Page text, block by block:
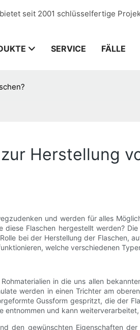
seit 2001 schlüsselfertige
SERVICE FÄLLE
Herstellung
und werden für alles
Flaschen hergestellt werden?
bei der Herstellung der Flaschen,
welche verschiedenen
in die uns allen
werden in einen Trichter am
Gussform gespritzt, die der
entnommen und kann
den gewünschten Eigenschaften